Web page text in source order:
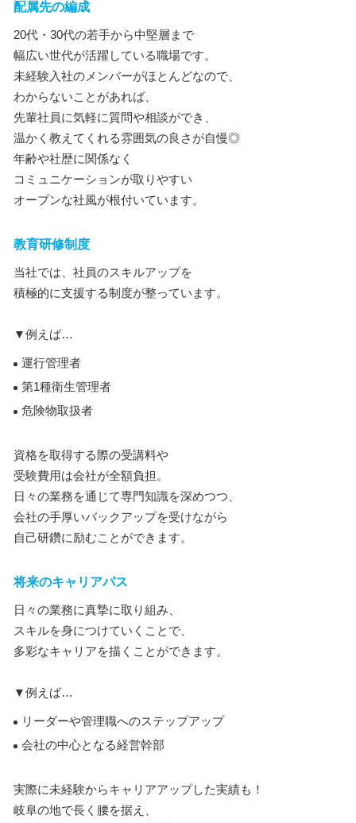
配属先の編成
20代・30代の若手から中堅層まで
幅広い世代が活躍している職場です。
未経験入社のメンバーがほとんどなので、
わからないことがあれば、
先輩社員に気軽に質問や相談ができ、
温かく教えてくれる雰囲気の良さが自慢◎
年齢や社歴に関係なく
コミュニケーションが取りやすい
オープンな社風が根付いています。
教育研修制度
当社では、社員のスキルアップを
積極的に支援する制度が整っています。
▼例えば…
運行管理者
第1種衛生管理者
危険物取扱者
資格を取得する際の受講料や
受験費用は会社が全額負担。
日々の業務を通じて専門知識を深めつつ、
会社の手厚いバックアップを受けながら
自己研鑽に励むことができます。
将来のキャリアパス
日々の業務に真摯に取り組み、
スキルを身につけていくことで、
多彩なキャリアを描くことができます。
▼例えば…
リーダーや管理職へのステップアップ
会社の中心となる経営幹部
実際に未経験からキャリアアップした実績も！
岐阜の地で長く腰を据え、